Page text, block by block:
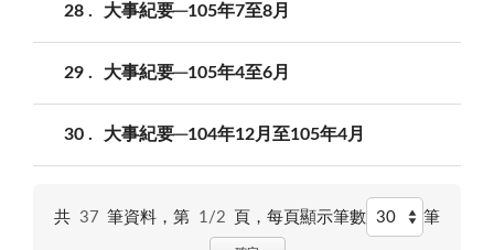
28 大事紀要─105年7至8月
29 大事紀要─105年4至6月
30 大事紀要─104年12月至105年4月
共 37 筆資料，第 1/2 頁，每頁顯示筆數 筆